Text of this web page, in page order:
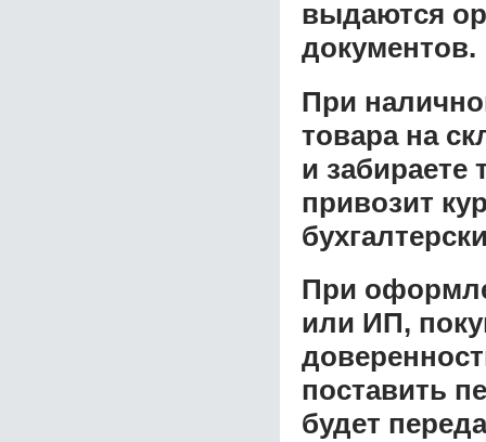
выдаются
документов.
При
товара на
и забираете
привозит
При
или ИП,
поставить
будет